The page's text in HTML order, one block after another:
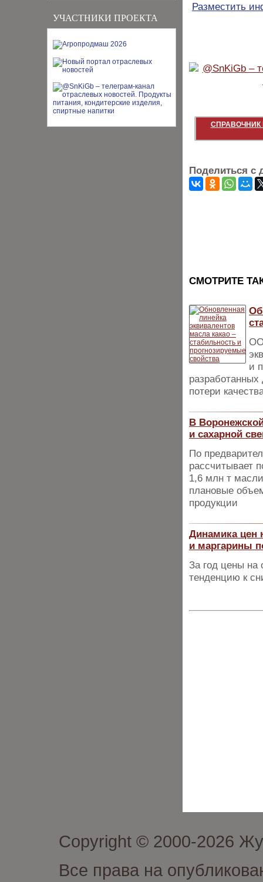
УЧАСТНИКИ ПРОЕКТА
Разместить
СПРАВОЧНИК
Поделиться с
CМОТРИТЕ
и
потери
В
и сахарной
По
рассчитывает
1,6 млн т
плановые
продукции
Динамика цен
и маргарины
За год цены на
тенденцию к
Copyright © 2000-2026
Все права на